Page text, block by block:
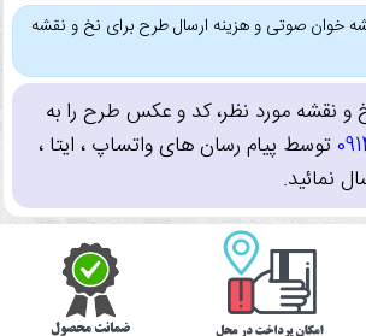
خوان صوتی و هزینه ارسال طرح برای نخ و نقشه
و نقشه مورد نظر، کد و عکس طرح را به
توسط پیام رسان های واتساپ ، ایتا ،
نمائید.